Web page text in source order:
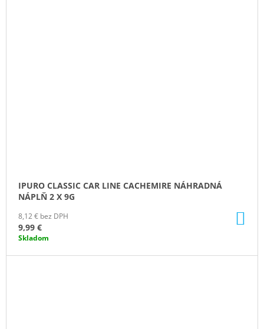
IPURO CLASSIC CAR LINE CACHEMIRE NÁHRADNÁ
NÁPLŇ 2 X 9G
8,12 € bez DPH
9,99 €
Skladom